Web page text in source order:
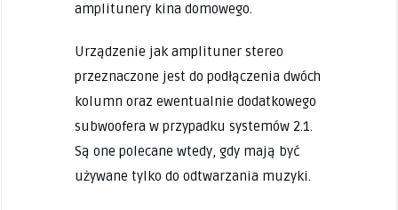
amplitunery kina domowego.
Urządzenie jak amplituner stereo
przeznaczone jest do podłączenia dwóch
kolumn oraz ewentualnie dodatkowego
subwoofera w przypadku systemów 2.1.
Są one polecane wtedy, gdy mają być
używane tylko do odtwarzania muzyki.